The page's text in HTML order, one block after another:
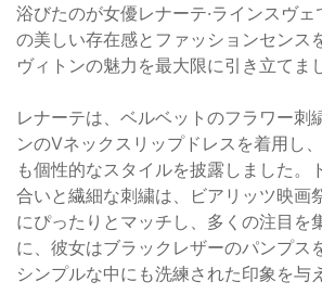
浴びたのが女優レナーテ·ラインスヴ
の美しい存在感とファッションセンス
ヴィトンの魅力を最大限に引き立てま
レナーテは、ベルベットのフラワー刺
ンのVネックスリップドレスを着用し
も個性的なスタイルを披露しました。
合いと繊細な刺繍は、ビアリッツ映画
にぴったりとマッチし、多くの注目を
に、彼女はブラックレザーのパンプス
シンプルな中にも洗練された印象を与